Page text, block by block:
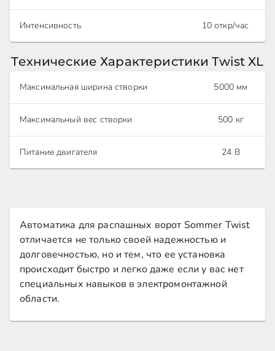
Интенсивность 10 откр/час
Технические Характеристики Twist XL
Максимальная ширина створки 5000 мм
Максимальный вес створки 500 кг
Питание двигателя 24 В
Автоматика для распашных ворот Sommer Twist
отличается не только своей надежностью и
долговечностью, но и тем, что ее установка
происходит быстро и легко даже если у вас нет
специальных навыков в электромонтажной
области.